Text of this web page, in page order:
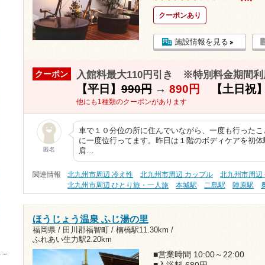
クーポンあり
施設情報を見る
クーポン 入館料最大110円引き ※特別料金期間利
【平日】990円→ 890円 【土日祝
他にも1種類のクーポンがあります
匿名
車で１０分位の所に住んでいながら、一度も行った
に一度位行ってます。昨日は１階のボディケアを初
肩…
関連情報 北九州市周辺 冷え性 北九州市周辺 カップル
北九州市周辺
北九州市周辺 ひとり旅・一人旅
本城駅 二島駅 陣原駅
ほうじょう温泉 ふじ湯の里
福岡県 / 田川郡福智町 / 楠橋駅11.30km /
ふれあい生力駅2.20km
■営業時間 10:00～22:00